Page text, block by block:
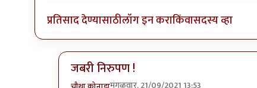
प्रतिसाद देण्यासाठीलॉग इन कराकिंवासदस्य व्हा
जबरी निरुपण !